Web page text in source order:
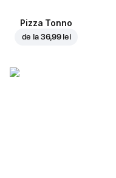
Pizza Tonno
de la 36,99 lei